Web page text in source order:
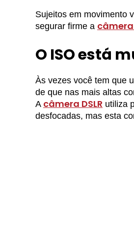
Sujeitos em movimento
segurar firme a
O ISO está
Às vezes você tem que
de que nas mais altas
A câmera DSLR utiliza
desfocadas, mas esta